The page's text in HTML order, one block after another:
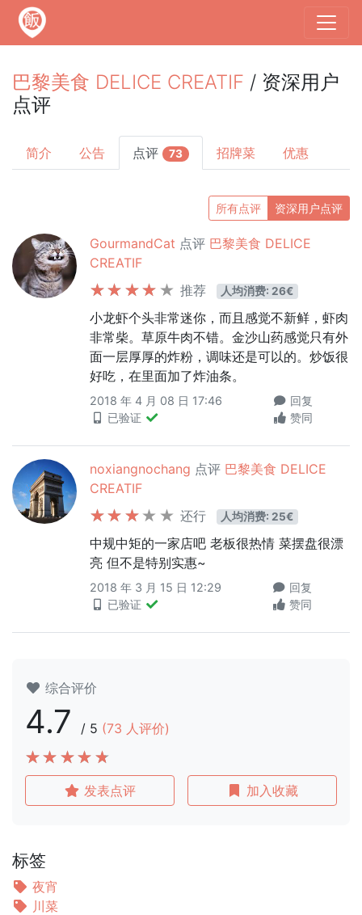
巴黎美食 DELICE CREATIF / 资深用户
点评
简介 公告 点评 73 招牌菜 优惠
所有点评 资深用户点评
GourmandCat 点评 巴黎美食 DELICE
CREATIF
推荐
人均消费: 26€
小龙虾个头非常迷你，而且感觉不新鲜，虾肉
非常柴。草原牛肉不错。金沙山药感觉只有外
面一层厚厚的炸粉，调味还是可以的。炒饭很
好吃，在里面加了炸油条。
2018 年 4 月 08 日 17:46
已验证
回复
赞同
noxiangnochang 点评 巴黎美食 DELICE
CREATIF
还行
人均消费: 25€
中规中矩的一家店吧 老板很热情 菜摆盘很漂
亮 但不是特别实惠~
2018 年 3 月 15 日 12:29
已验证
回复
赞同
综合评价
4.7 / 5 (73 人评价)
发表点评 加入收藏
标签
夜宵
川菜